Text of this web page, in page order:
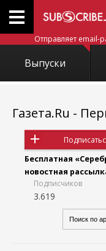
Отправляет email-
Выпуски
Газета.Ru -
Бесплатная
новостная
Подписчиков
3.619